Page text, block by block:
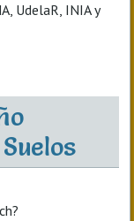
UdelaR, INIA y